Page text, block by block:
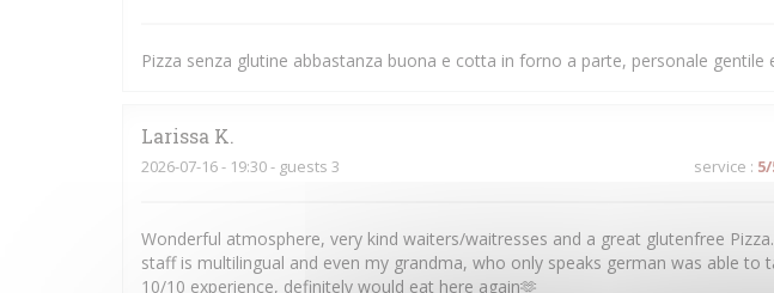
Pizza senza glutine abbastanza buona e cotta in forno a parte, personale gentile
Larissa K
2026-07-16- 19:30 - guests 3 service : 5/
Wonderful atmosphere, very kind waiters/waitresses and a great glutenfree
staff is multilingual and even my grandma, who only speaks german was able
10/10 experience, definitely would eat here again🫶